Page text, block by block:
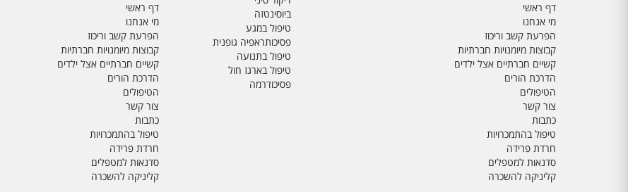
דף ראשי
מי אנחנו
הפרעת קשב וריכוז
קבוצות מיומנויות חברתיות
קשיים חברתיים אצל ילדים
הדרכת הורים
הטיפולים
צור קשר
כתבות
טיפול בהתמכרויות
חרדת פרידה
סדנאות למטפלים
קליניקה להשכרה
ביוסינטזה
טיפול במגע
פסיכותראפיה גופנית
טיפול בתנועה
טיפול בארגז חול
פסיכודרמה
דף ראשי
מי אנחנו
הפרעת קשב וריכוז
קבוצות מיומנויות חברתיות
קשיים חברתיים אצל ילדים
הדרכת הורים
הטיפולים
צור קשר
כתבות
טיפול בהתמכרויות
חרדת פרידה
סדנאות למטפלים
קליניקה להשכרה